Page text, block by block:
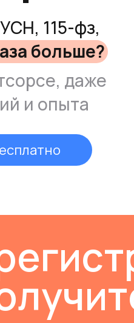
115-фз,
больше?
даже
и опыта